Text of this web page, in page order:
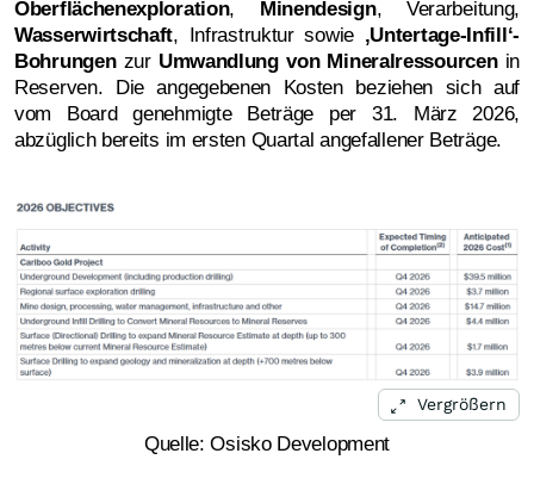
Oberflächenexploration, Minendesign, Verarbeitung,
Wasserwirtschaft, Infrastruktur sowie ‚Untertage-Infill‘-
Bohrungenzur Umwandlung von Mineralressourcenin
Reserven. Die angegebenen Kosten beziehen sich auf
vom Board genehmigte Beträge per 31. März 2026,
abzüglich bereits im ersten Quartal angefallener Beträge.
Vergrößern
Quelle: Osisko Development